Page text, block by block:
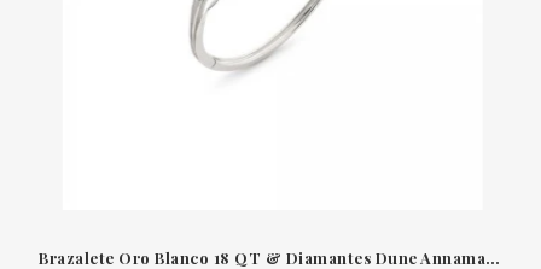
Brazalete Oro Blanco 18 QT & Diamantes Dune Annamaria Cammilli